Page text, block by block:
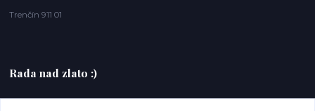
Trenčín 911 01
Rada nad zlato :)